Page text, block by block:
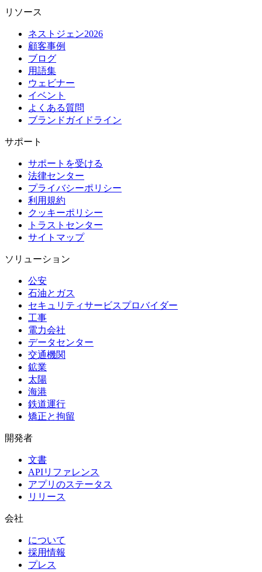
リソース
ネストジェン2026
顧客事例
ブログ
用語集
ウェビナー
イベント
よくある質問
ブランドガイドライン
サポート
サポートを受ける
法律センター
プライバシーポリシー
利用規約
クッキーポリシー
トラストセンター
サイトマップ
ソリューション
公安
石油とガス
セキュリティサービスプロバイダー
工事
電力会社
データセンター
交通機関
鉱業
太陽
海港
鉄道運行
矯正と拘留
開発者
文書
APIリファレンス
アプリのステータス
リリース
会社
について
採用情報
プレス